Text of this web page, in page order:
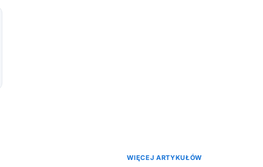
WIĘCEJ ARTYKUŁÓW